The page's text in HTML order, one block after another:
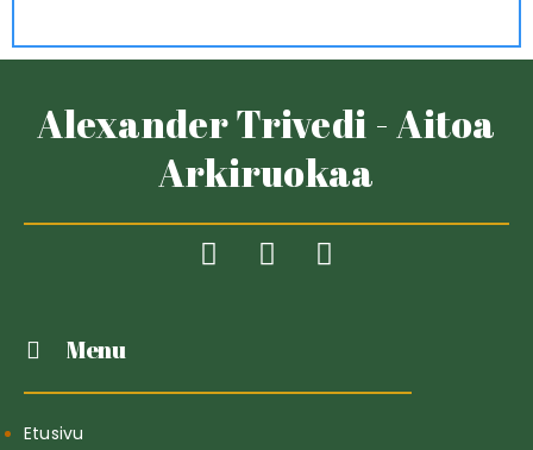
Alexander Trivedi - Aitoa
Arkiruokaa
Menu
Etusivu